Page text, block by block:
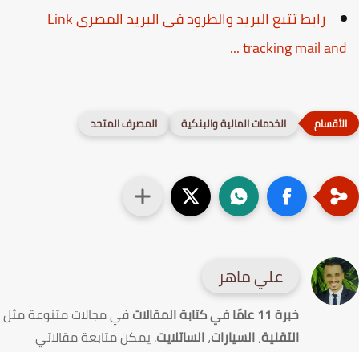
رابط تتبع البريد والطرود فى البريد المصرى Link
tracking mail and
الخدمات المالية والبنكية المصرف المتحد
علي ماهر
خبرة 11 عامًا في كتابة المقالات
في مجالات متنوعة مثل
التقنية،السيارات،الساتلايت. يمكن متابعة مقالاتي